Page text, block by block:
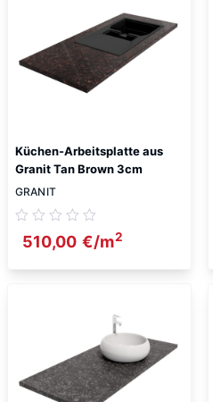
Küchen-Arbeitsplatte aus
Granit Tan Brown 3cm
GRANIT
510,00 €/m2